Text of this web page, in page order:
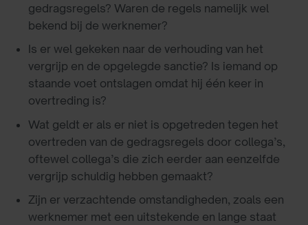
gedragsregels? Waren de regels namelijk wel
bekend bij de werknemer?
Is er wel gekeken naar de verhouding van het
vergrijp en de opgelegde sanctie? Is iemand op
staande voet ontslagen omdat hij één keer in
overtreding is?
Wat geldt er als er niet is opgetreden tegen het
overtreden van de gedragsregels door collega’s,
oftewel collega’s die zich eerder aan eenzelfde
vergrijp schuldig hebben gemaakt?
Zijn er verzachtende omstandigheden, zoals een
werknemer met een uitstekende en lange staat